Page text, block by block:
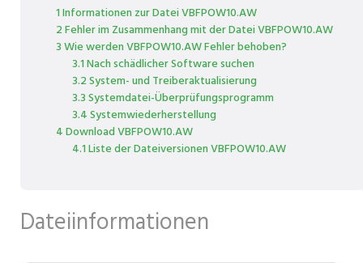
1 Informationen zur Datei VBFPOW10.AW
2 Fehler im Zusammenhang mit der Datei VBFPOW10.AW
3 Wie werden VBFPOW10.AW Fehler behoben?
3.1 Nach schädlicher Software suchen
3.2 System- und Treiberaktualisierung
3.3 Systemdatei-Überprüfungsprogramm
3.4 Systemwiederherstellung
4 Download VBFPOW10.AW
4.1 Liste der Dateiversionen VBFPOW10.AW
Dateiinformationen